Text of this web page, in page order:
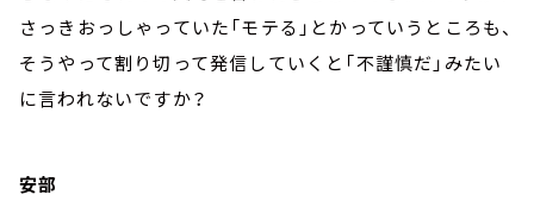
さっきおっしゃっていた「モテる」とかっていうところも、
そうやって割り切って発信していくと「不謹慎だ」みたい
に言われないですか？
安部